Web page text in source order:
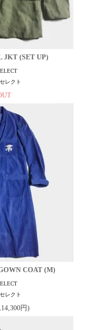
JKT (SET UP)
レクト
COAT (M)
レクト
円)